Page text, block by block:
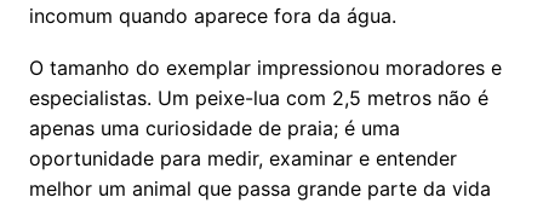
incomum quando aparece fora da água.
O tamanho do exemplar impressionou moradores e
especialistas. Um peixe-lua com 2,5 metros não é
apenas uma curiosidade de praia; é uma
oportunidade para medir, examinar e entender
melhor um animal que passa grande parte da vida